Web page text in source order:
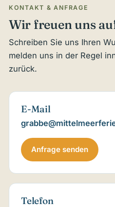
KONTAKT & ANFRAGE
Wir freuen uns
Schreiben Sie uns Ihren
melden uns in der Regel
zurück.
E-Mail
Anfrage senden
Telefon